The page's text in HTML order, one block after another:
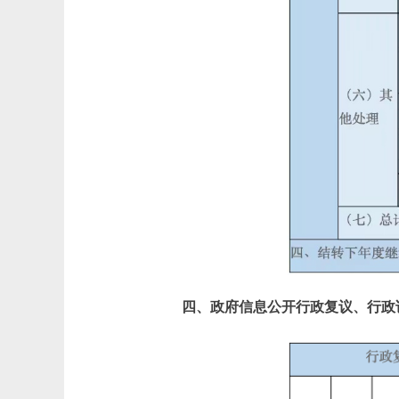
四、政府信息公开行政复议、行政